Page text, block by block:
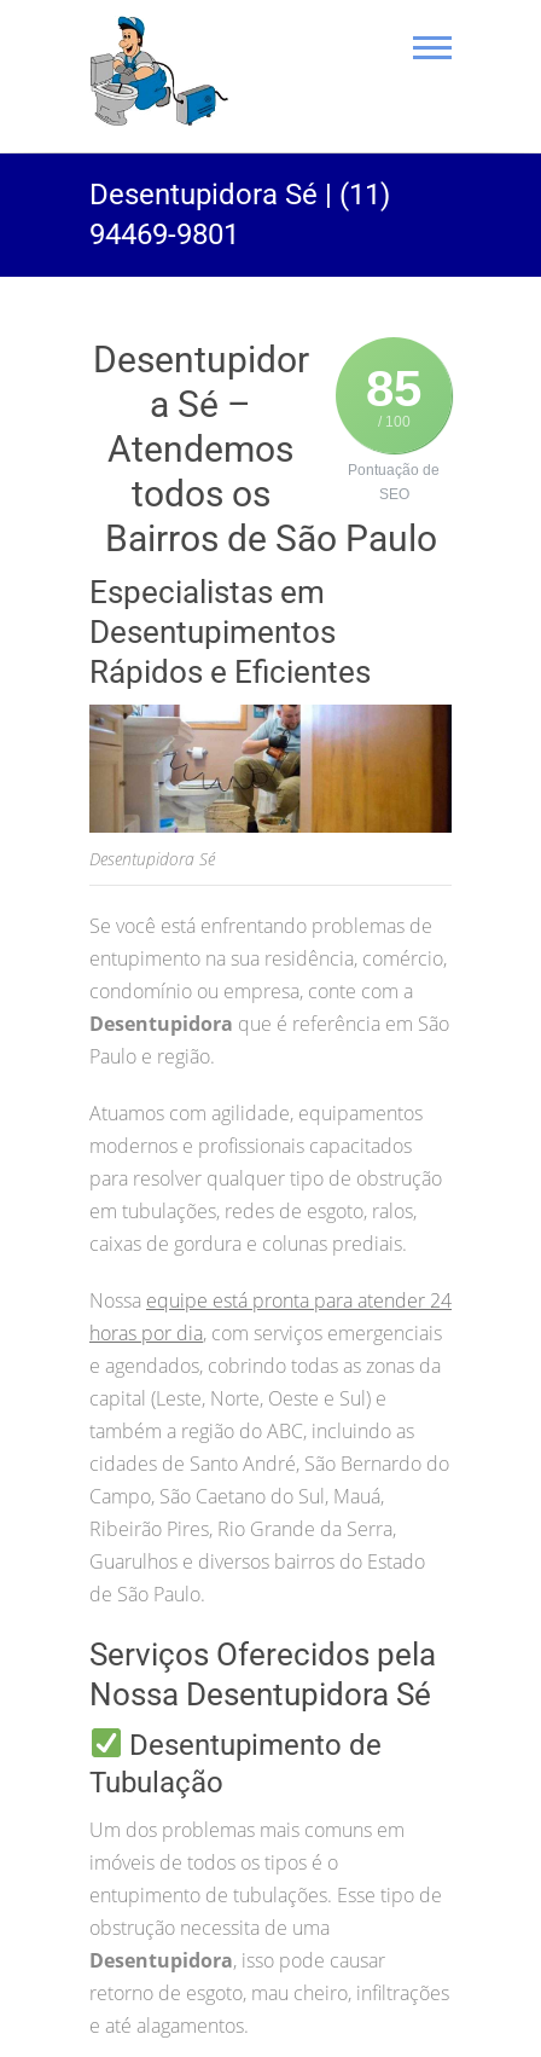
(11) 94469-
9801 |
Rei do Esgoto
Desentupidora Sé | (11)
94469-9801
85
/ 100
Pontuação de
SEO
Desentupidor
a Sé –
Atendemos
todos os
Bairros de São Paulo
Especialistas em
Desentupimentos
Rápidos e Eficientes
Desentupidora Sé
Se você está enfrentando problemas de
entupimento na sua residência, comércio,
condomínio ou empresa, conte com a
Desentupidora que é referência em São
Paulo e região.
Atuamos com agilidade, equipamentos
modernos e profissionais capacitados
para resolver qualquer tipo de obstrução
em tubulações, redes de esgoto, ralos,
caixas de gordura e colunas prediais.
Nossa equipe está pronta para atender 24
horas por dia, com serviços emergenciais
e agendados, cobrindo todas as zonas da
capital (Leste, Norte, Oeste e Sul) e
também a região do ABC, incluindo as
cidades de Santo André, São Bernardo do
Campo, São Caetano do Sul, Mauá,
Ribeirão Pires, Rio Grande da Serra,
Guarulhos e diversos bairros do Estado
de São Paulo.
Serviços Oferecidos pela
Nossa Desentupidora Sé
Desentupimento de
Tubulação
Um dos problemas mais comuns em
imóveis de todos os tipos é o
entupimento de tubulações. Esse tipo de
obstrução necessita de uma
Desentupidora, isso pode causar
retorno de esgoto, mau cheiro, infiltrações
e até alagamentos.